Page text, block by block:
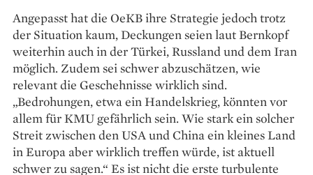
Angepasst hat die OeKB ihre Strategie jedoch trotz
der Situation kaum, Deckungen seien laut Bernkopf
weiterhin auch in der Türkei, Russland und dem Iran
möglich. Zudem sei schwer abzuschätzen, wie
relevant die Geschehnisse wirklich sind.
„Bedrohungen, etwa ein Handelskrieg, könnten vor
allem für KMU gefährlich sein. Wie stark ein solcher
Streit zwischen den USA und China ein kleines Land
in Europa aber wirklich treffen würde, ist aktuell
schwer zu sagen.“ Es ist nicht die erste turbulente